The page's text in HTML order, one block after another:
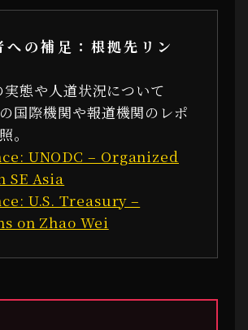
への補足：根拠先リン
態や人道状況について
国際機関や報道機関のレポ
。
UNODC – Organized
SE Asia
U.S. Treasury –
on Zhao Wei